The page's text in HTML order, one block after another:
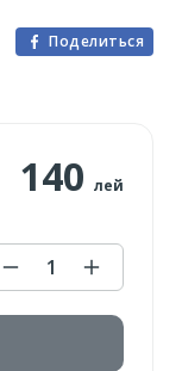
Поделиться
140 лей
1